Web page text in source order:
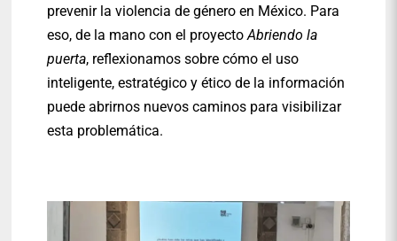
prevenir la violencia de género en México. Para
eso, de la mano con el proyectoAbriendo la
puerta, reflexionamos sobre cómo el uso
inteligente, estratégico y ético de la información
puede abrirnos nuevos caminos para visibilizar
esta problemática.